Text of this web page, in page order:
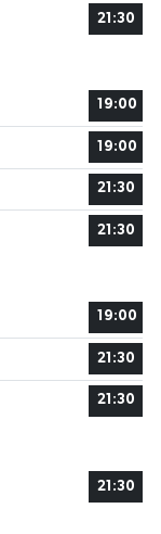
21:30
19:00
19:00
21:30
21:30
19:00
21:30
21:30
21:30